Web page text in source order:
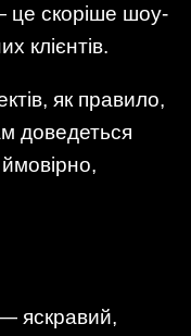
це скоріше шоу-
клієнтів.
як правило,
доведеться
яскравий,